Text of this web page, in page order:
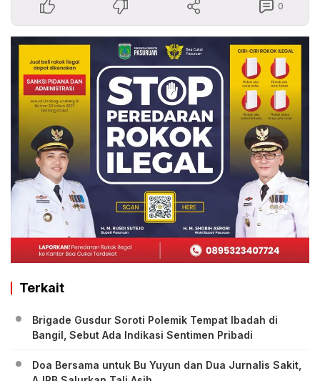
0
Terkait
Brigade Gusdur Soroti Polemik Tempat Ibadah di
Bangil, Sebut Ada Indikasi Sentimen Pribadi
Doa Bersama untuk Bu Yuyun dan Dua Jurnalis Sakit,